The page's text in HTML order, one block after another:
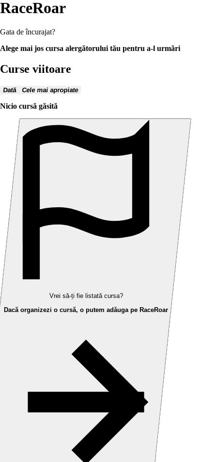
RaceRoar
Gata de încurajat?
Alege mai jos cursa alergătorului tău pentru a-l urmări
Curse viitoare
Dată Cele mai apropiate
Nicio cursă găsită
Vrei să-ți fie listată cursa?
Dacă organizezi o cursă, o putem adăuga pe RaceRoar